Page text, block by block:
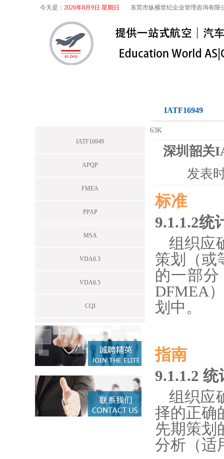
今天是： 2026年8月9日 星期日 东莞市纵横世纪企业管理咨询有限
IATF16949
APQP
FMEA
PPAP
MSA
VDA6.3
VDA6.5
CQI
IATF16949
63K
深圳韶关
发表
标准
9.1.1.2统
组织应
策划（或
的一部
DFMEA
划中。
指南
9.1.1.2
组织应
择的正确
先期策划
分析（适